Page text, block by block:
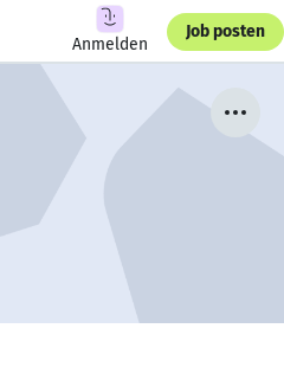
Anmelden
Job posten